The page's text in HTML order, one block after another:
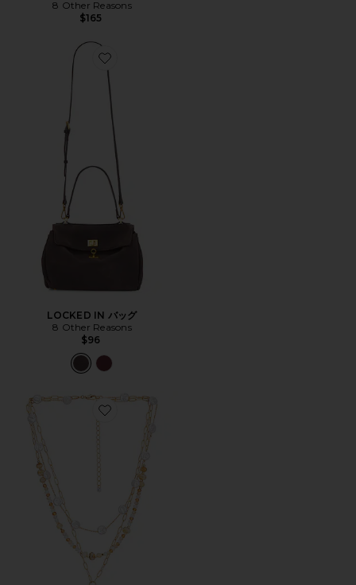
8 Other Reasons
$165
Favorite LOCKED IN バッグ
LOCKED IN バッグ
8 Other Reasons
$96
Favorite レイヤードネックレス